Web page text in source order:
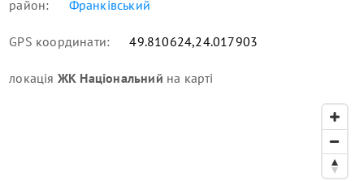
район: Франківський
GPS координати: 49.810624,24.017903
локація ЖК Національний на карті